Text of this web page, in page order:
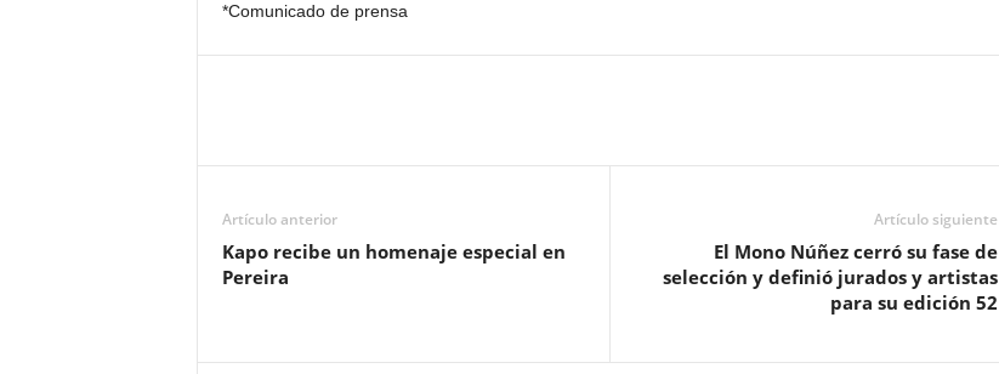
*Comunicado de prensa
Artículo anterior
Kapo recibe un homenaje especial en
Pereira
Artículo siguiente
El Mono Núñez cerró su fase de
selección y definió jurados y artistas
para su edición 52